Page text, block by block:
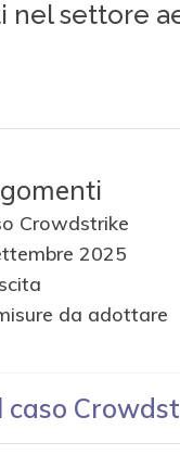
Crowdstrike
2025
da adottare
caso